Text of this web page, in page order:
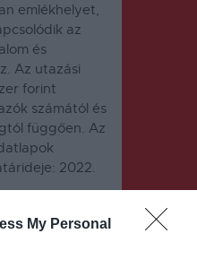
My Personal
emlékhelyet,
az
és
Az utazási
forint
számától és
függően. Az
2022.